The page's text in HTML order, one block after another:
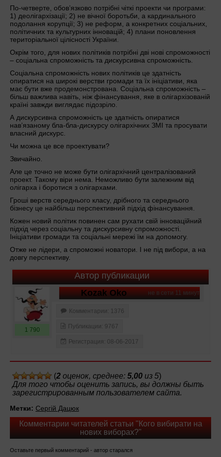
По-четверте, обов’язково потрібні чіткі проекти чи програми:
1) деолігархізації; 2) не вічної боротьби, а кардинального
подолання корупції; 3) не реформ, а конкретних соціальних,
політичних та культурних інновацій; 4) плани поновлення
територіальної цілісності України.
Окрім того, для нових політиків потрібні дві нові спроможності
– соціальна спроможність та дискурсивна спроможність.
Соціальна спроможність нових політиків це здатність
опиратися на широкі верстви громади та їх ініціативи, яка
має бути вже продемонстрована. Соціальна спроможність –
більш важлива навіть, ніж фінансування, яке в олігархізованій
країні завжди виглядає підозріло.
А дискурсивна спроможність це здатність опиратися
нав’язаному бла-бла-дискурсу олігархічних ЗМІ та просувати
власний дискурс.
Чи можна це все проектувати?
Звичайно.
Але це точно не може бути олігархічний централізований
проект. Такому віри нема. Неможливо бути залежним від
олігарха і боротися з олігархами.
Гроші верств середнього класу, дрібного та середнього
бізнесу це найбільш перспективний підхід фінансування.
Кожен новий політик повинен сам рухати свій інноваційний
підхід через соціальну та дискурсивну спроможності.
Ініціативи громади та соціальні мережі їм на допомогу.
Отже не лідери, а спроможні новатори. І не під вибори, а на
довгу перспективу.
Автор публикации
не в сети 11 минут
Kozak Oko
1 790
Комментарии: 1376
Публикации: 9767
Регистрация: 08-06-2017
(2 оценок, среднее: 5,00 из 5)
Для того чтобы оценить запись, вы должны быть
зарегистрированным пользователем сайта.
Метки: Сергій Дацюк
Комментарии читателей статьи "Кого вибирати на
нових виборах?"
Оставьте первый комментарий - автор старался